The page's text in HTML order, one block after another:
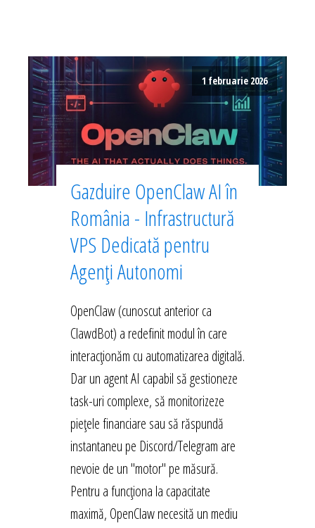
1 februarie 2026
Gazduire OpenClaw AI în
România - Infrastructură
VPS Dedicată pentru
Agenți Autonomi
OpenClaw (cunoscut anterior ca
ClawdBot) a redefinit modul în care
interacționăm cu automatizarea digitală.
Dar un agent AI capabil să gestioneze
task-uri complexe, să monitorizeze
piețele financiare sau să răspundă
instantaneu pe Discord/Telegram are
nevoie de un "motor" pe măsură.
Pentru a funcționa la capacitate
maximă, OpenClaw necesită un mediu